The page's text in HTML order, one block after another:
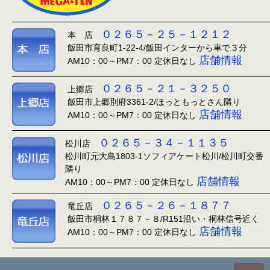
本 店 ０２６５－２５－１２１２
飯田市育良町1-22-4/飯田インターから車で３分
AM10：00～PM7：00 定休日なし 店舗情報
上郷店 ０２６５－２１－３２５０
飯田市上郷別府3361-2/ほっともっとさん隣り
AM10：00～PM7：00 定休日なし 店舗情報
松川店 ０２６５－３４－１１３５
松川町元大島1803-1ソフィアケート松川/松川町交番
隣り
AM10：00～PM7：00 定休日なし 店舗情報
竜丘店 ０２６５－２６－１８７７
飯田市桐林１７８７－８/R151沿い・桐林信号近く
AM10：00～PM7：00 定休日なし 店舗情報